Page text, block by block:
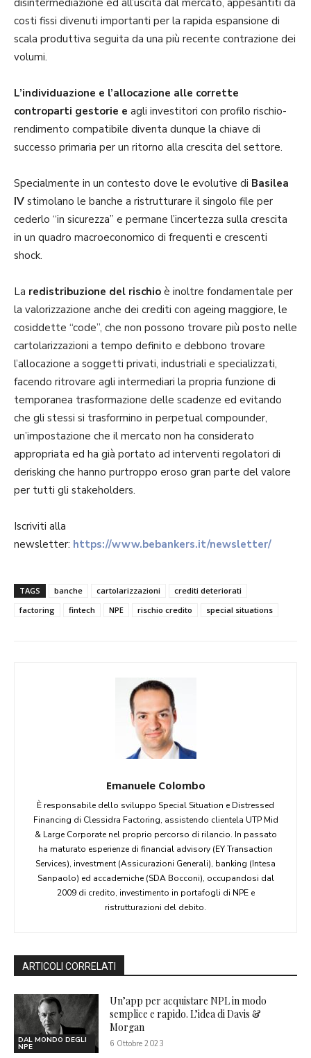
costi fissi divenuti importanti per la rapida espansione di
scala produttiva seguita da una più recente contrazione dei
volumi.
L’individuazione e l’allocazione alle corrette
controparti gestorie e agli investitori con profilo rischio-
rendimento compatibile diventa dunque la chiave di
successo primaria per un ritorno alla crescita del settore.
Specialmente in un contesto dove le evolutive di Basilea
IV stimolano le banche a ristrutturare il singolo file per
cederlo “in sicurezza” e permane l’incertezza sulla crescita
in un quadro macroeconomico di frequenti e crescenti
shock.
La redistribuzione del rischio è inoltre fondamentale per
la valorizzazione anche dei crediti con ageing maggiore, le
cosiddette “code”, che non possono trovare più posto nelle
cartolarizzazioni a tempo definito e debbono trovare
l’allocazione a soggetti privati, industriali e specializzati,
facendo ritrovare agli intermediari la propria funzione di
temporanea trasformazione delle scadenze ed evitando
che gli stessi si trasformino in perpetual compounder,
un’impostazione che il mercato non ha considerato
appropriata ed ha già portato ad interventi regolatori di
derisking che hanno purtroppo eroso gran parte del valore
per tutti gli stakeholders.
Iscriviti alla
newsletter: https://www.bebankers.it/newsletter/
TAGS banche cartolarizzazioni
crediti deteriorati
factoring
fintech NPE rischio credito special situations
Emanuele Colombo
È responsabile dello sviluppo Special Situation e Distressed
Financing di Clessidra Factoring, assistendo clientela UTP Mid
& Large Corporate nel proprio percorso di rilancio. In passato
ha maturato esperienze di financial advisory (EY Transaction
Services), investment (Assicurazioni Generali), banking (Intesa
Sanpaolo) ed accademiche (SDA Bocconi), occupandosi dal
2009 di credito, investimento in portafogli di NPE e
ristrutturazioni del debito.
ARTICOLI CORRELATI
DAL MONDO DEGLI
NPE
Un’app per acquistare NPL in modo
semplice e rapido. L’idea di Davis &
Morgan
6 Ottobre 2023